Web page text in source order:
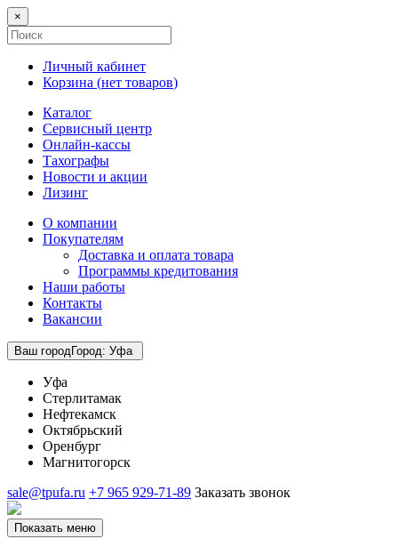
×
Личный кабинет
Корзина (нет товаров)
Каталог
Сервисный центр
Онлайн-кассы
Тахографы
Новости и акции
Лизинг
О компании
Покупателям
Доставка и оплата товара
Программы кредитования
Наши работы
Контакты
Вакансии
Ваш городГород: Уфа
Уфа
Стерлитамак
Нефтекамск
Октябрьский
Оренбург
Магнитогорск
sale@tpufa.ru +7 965 929-71-89 Заказать звонок
Показать меню